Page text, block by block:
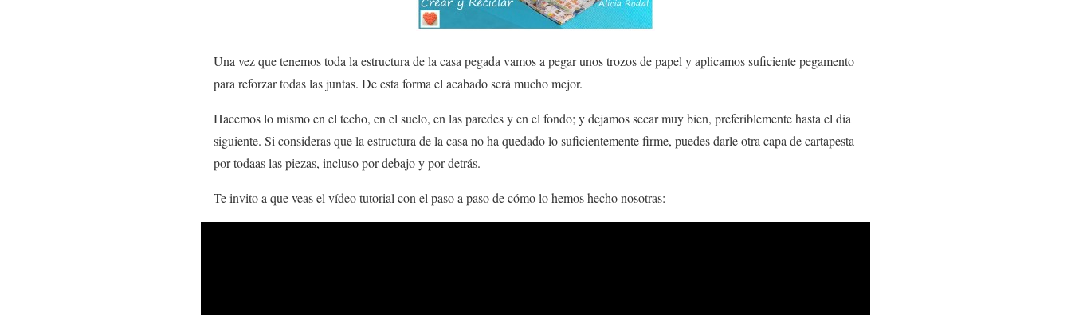
Una vez que tenemos toda la estructura de la casa pegada vamos a pegar unos trozos de papel y aplicamos suficiente pegamento
para reforzar todas las juntas. De esta forma el acabado será mucho mejor.
Hacemos lo mismo en el techo, en el suelo, en las paredes y en el fondo; y dejamos secar muy bien, preferiblemente hasta el día
siguiente. Si consideras que la estructura de la casa no ha quedado lo suficientemente firme, puedes darle otra capa de cartapesta
por todaas las piezas, incluso por debajo y por detrás.
Te invito a que veas el vídeotutorial con el paso a pasode cómo lo hemos hecho nosotras: